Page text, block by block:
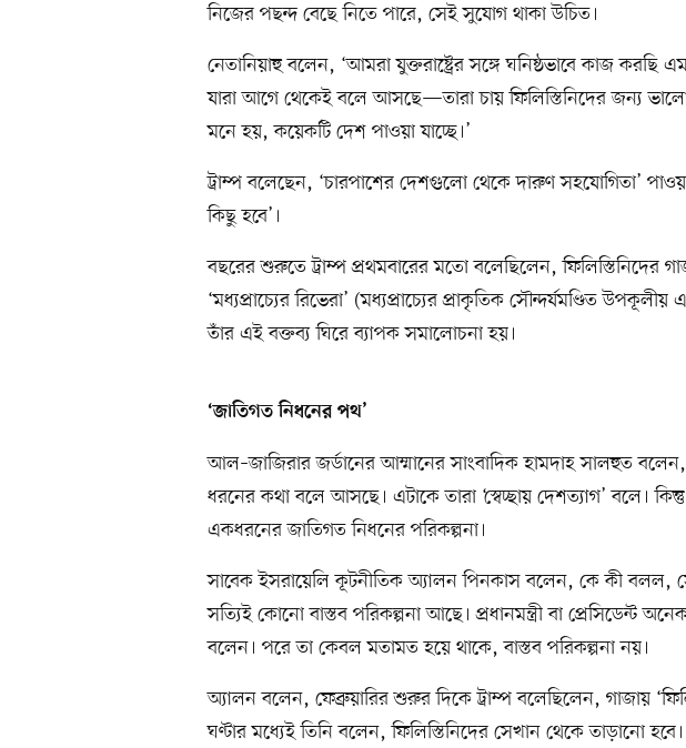
নিজের পছন্দ বেছে নিতে পারে, সেই সুযোগ থাকা উচিত।
নেতানিয়াহু বলেন, ‘আমরা যুক্তরাষ্ট্রের সঙ্গে ঘনিষ্ঠভাবে কাজ
যারা আগে থেকেই বলে আসছে—তারা চায় ফিলিস্তিনিদের জন্য
মনে হয়, কয়েকটি দেশ পাওয়া যাচ্ছে।’
ট্রাম্প বলেছেন, ‘চারপাশের দেশগুলো থেকে দারুণ সহযোগিতা’
কিছু হবে’।
বছরের শুরুতে ট্রাম্প প্রথমবারের মতো বলেছিলেন, ফিলিস্তিনিদের
‘মধ্যপ্রাচ্যের রিভেরা’ (মধ্যপ্রাচ্যের প্রাকৃতিক সৌন্দর্যমণ্ডিত
তাঁর এই বক্তব্য ঘিরে ব্যাপক সমালোচনা হয়।
‘জাতিগত নিধনের পথ’
আল–জাজিরার জর্ডানের আম্মানের সাংবাদিক হামদাহ সালহুত
ধরনের কথা বলে আসছে। এটাকে তারা ‘স্বেচ্ছায় দেশত্যাগ’ বলে।
একধরনের জাতিগত নিধনের পরিকল্পনা।
সাবেক ইসরায়েলি কূটনীতিক অ্যালন পিনকাস বলেন, কে কী বলল,
সত্যিই কোনো বাস্তব পরিকল্পনা আছে। প্রধানমন্ত্রী বা প্রেসিডেন্ট
বলেন। পরে তা কেবল মতামত হয়ে থাকে, বাস্তব পরিকল্পনা নয়।
অ্যালন বলেন, ফেব্রুয়ারির শুরুর দিকে ট্রাম্প বলেছিলেন, গাজায়
ঘণ্টার মধ্যেই তিনি বলেন, ফিলিস্তিনিদের সেখান থেকে তাড়ানো হবে।